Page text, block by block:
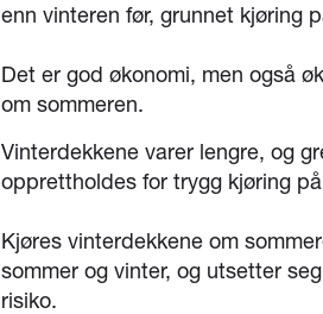
enn vinteren før, grunnet kjøring
Det er god økonomi, men også
om sommeren.
Vinterdekkene varer lengre, og
opprettholdes for trygg kjøring
Kjøres vinterdekkene om
sommer og vinter, og utsetter
risiko.